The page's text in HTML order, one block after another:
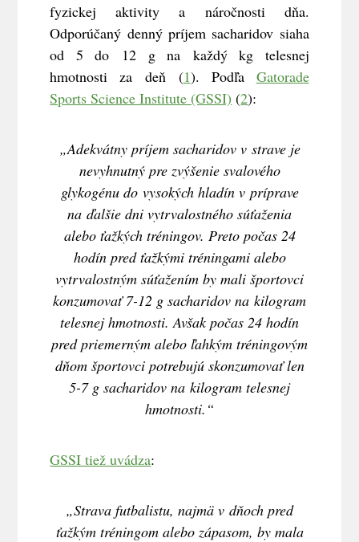
fyzickej aktivity a náročnosti dňa.
Odporúčaný denný príjem sacharidov siaha
od 5 do 12 g na každý kg telesnej
hmotnosti za deň (1). Podľa Gatorade
Sports Science Institute (GSSI) (2):
„Adekvátny príjem sacharidov v strave je
nevyhnutný pre zvýšenie svalového
glykogénu do vysokých hladín v príprave
na ďalšie dni vytrvalostného súťaženia
alebo ťažkých tréningov. Preto počas 24
hodín pred ťažkými tréningami alebo
vytrvalostným súťažením by mali športovci
konzumovať 7-12 g sacharidov na kilogram
telesnej hmotnosti. Avšak počas 24 hodín
pred priemerným alebo ľahkým tréningovým
dňom športovci potrebujú skonzumovať len
5-7 g sacharidov na kilogram telesnej
hmotnosti.“
GSSI tiež uvádza:
„Strava futbalistu, najmä v dňoch pred
ťažkým tréningom alebo zápasom, by mala